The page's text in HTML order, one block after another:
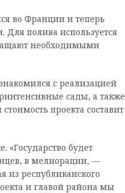
во Франции и теперь
полива используется
необходимыми
с реализацией
сады, а также
проекта составит
будет
в мелиорации, —
из республиканского
и главой района мы